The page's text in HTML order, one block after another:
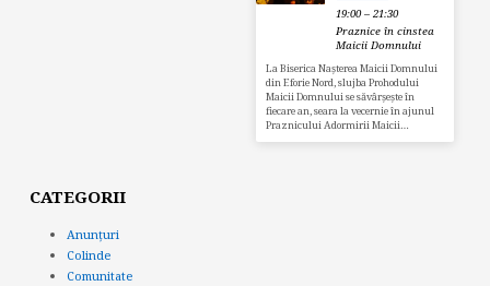
19:00 – 21:30
Praznice în cinstea
Maicii Domnului
La Biserica Nașterea Maicii Domnului
din Eforie Nord, slujba Prohodului
Maicii Domnului se săvârșește în
fiecare an, seara la vecernie în ajunul
Praznicului Adormirii Maicii…
CATEGORII
Anunțuri
Colinde
Comunitate